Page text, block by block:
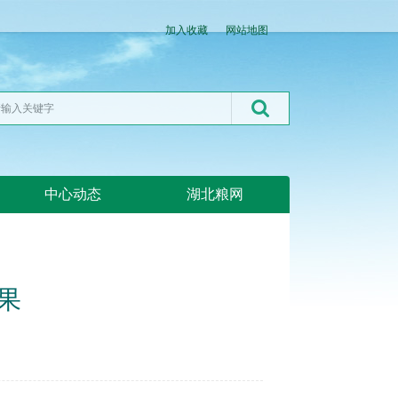
加入收藏 网站地图
中心动态 湖北粮网